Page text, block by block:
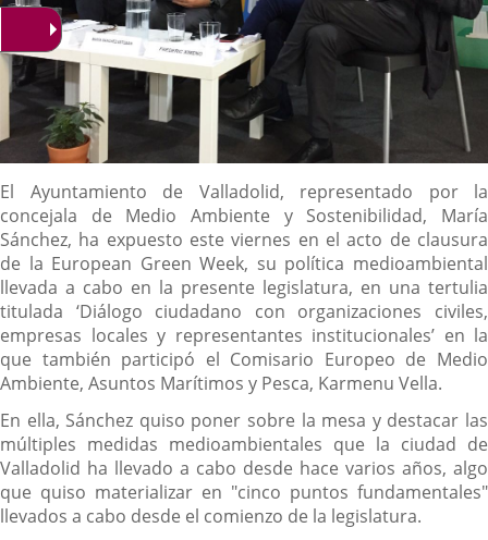
Descripción
El Ayuntamiento de Valladolid, representado por la
concejala de Medio Ambiente y Sostenibilidad, María
Sánchez, ha expuesto este viernes en el acto de clausura
de la European Green Week, su política medioambiental
llevada a cabo en la presente legislatura, en una tertulia
titulada ‘Diálogo ciudadano con organizaciones civiles,
empresas locales y representantes institucionales’ en la
que también participó el Comisario Europeo de Medio
Ambiente, Asuntos Marítimos y Pesca, Karmenu Vella.
En ella, Sánchez quiso poner sobre la mesa y destacar las
múltiples medidas medioambientales que la ciudad de
Valladolid ha llevado a cabo desde hace varios años, algo
que quiso materializar en "cinco puntos fundamentales"
llevados a cabo desde el comienzo de la legislatura.